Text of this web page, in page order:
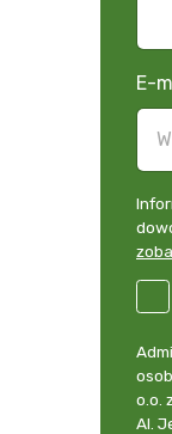
E-
o
+
PL
o.o.
Al.